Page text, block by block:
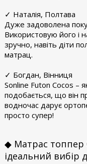
✓ Наталія, Полтава
Дуже задоволена
Використовую його і
зручно, навіть діти
матрац.
✓ Богдан, Вінниця
Sonline Futon Cocos –
подобається, що він
водночас дарує
просто супер!
◆ Матрас топпер
ідеальний вибір